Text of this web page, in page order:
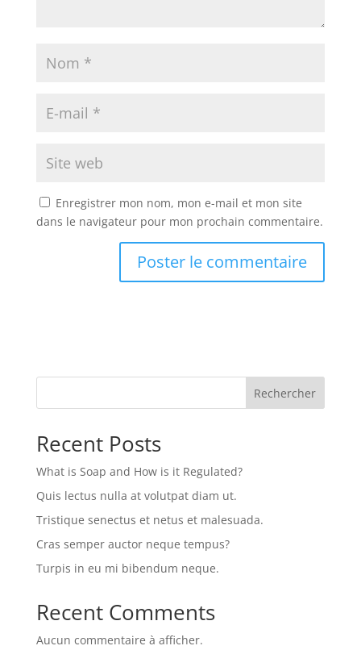
Enregistrer mon nom, mon e-mail et mon site
dans le navigateur pour mon prochain commentaire.
Rechercher
Recent Posts
What is Soap and How is it Regulated?
Quis lectus nulla at volutpat diam ut.
Tristique senectus et netus et malesuada.
Cras semper auctor neque tempus?
Turpis in eu mi bibendum neque.
Recent Comments
Aucun commentaire à afficher.